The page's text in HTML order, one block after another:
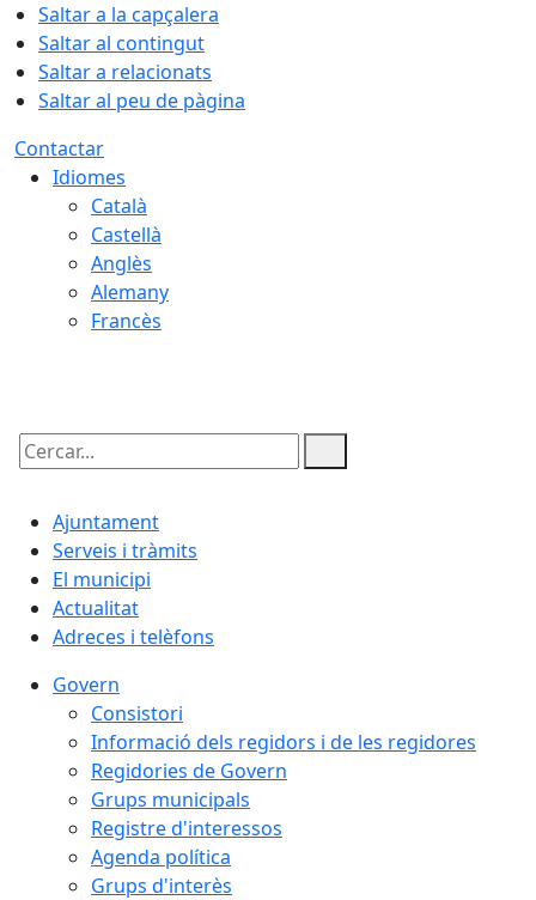
Saltar a la capçalera
Saltar al contingut
Saltar a relacionats
Saltar al peu de pàgina
Contactar
Idiomes
Català
Castellà
Anglès
Alemany
Francès
Cercar:
Ajuntament
Serveis i tràmits
El municipi
Actualitat
Adreces i telèfons
Govern
Consistori
Informació dels regidors i de les regidores
Regidories de Govern
Grups municipals
Registre d'interessos
Agenda política
Grups d'interès